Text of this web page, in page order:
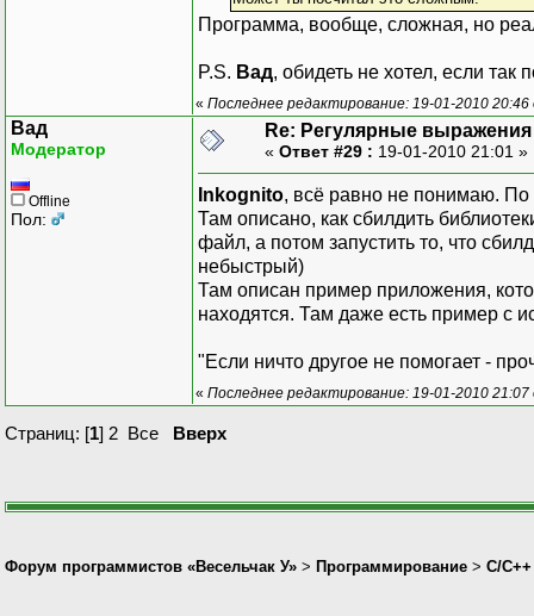
Программа, вообще, сложная, но
P.S. Вад, обидеть не хотел, если так
« Последнее редактирование: 19-01-2010
Вад
Модератор
Offline
Пол:
Re: Регулярные
« Ответ #29 : 19-01-2010 21:01 »
Inkognito, всё равно не понимаю. По
Там описано, как сбилдить
файл, а потом запустить то, что
небыстрый)
Там описан пример приложения,
находятся. Там даже есть пример с
"Если ничто другое не помогает -
« Последнее редактирование: 19-01-2010
Страниц: [1] 2 Все Вверх
Форум программистов «Весельчак У» > Программирование > C/C++